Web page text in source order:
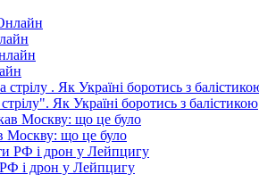
Як Україні боротись з балістикою
Москву: що це було
і дрон у Лейпцигу